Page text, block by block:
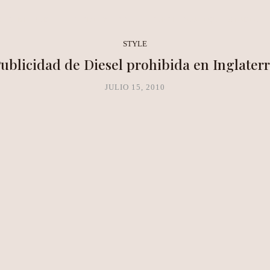
STYLE
de Diesel prohibida en
JULIO 15, 2010